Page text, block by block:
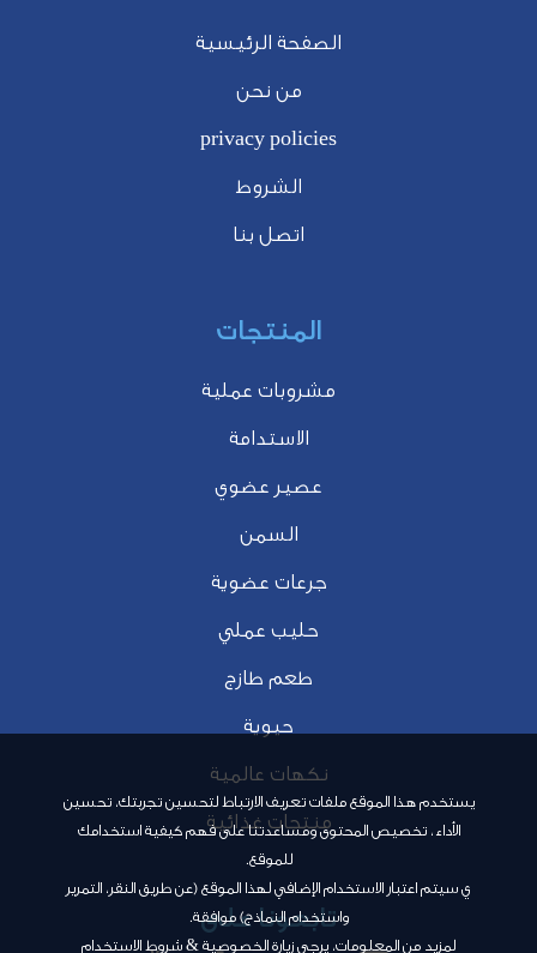
يستخدم هذا الموقع ملفات تعريف الارتباط لتحسين تجربتك، تحسين
الأداء، تخصيص المحتوى ومساعدتنا على فهم كيفية استخدامك
للموقع.
ي سيتم اعتبار الاستخدام الإضافي لهذا الموقع (عن طريق النقر، التمرير
واستخدام النماذج) موافقة.
لمزيد من المعلومات، يرجى زيارة الخصوصية‬‬‬‬ & شروط الاستخدام
الصفحة الرئيسية
من نحن
privacy policies
الشروط
اتصل بنا
المنتجات
مشروبات عملية
الاستدامة
عصير عضوي
السمن
جرعات عضوية
حليب عملي
طعم طازج
حيوية
نكهات عالمية
منتجات غذائية
تابعونا على